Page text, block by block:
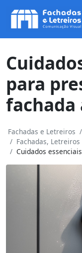
para
fachada
Fachadas e Letreiros
Fachadas,
Cuidados